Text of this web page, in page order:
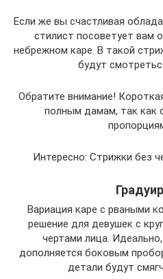
Если же вы счастливая
стилист посоветует вам
небрежном каре. В такой
будут
Обратите внимание!
полным дамам, так как
Интересно: Стрижки без
Вариация каре с рваными
решение для девушек с
чертами лица.
дополняется боковым
детали будут